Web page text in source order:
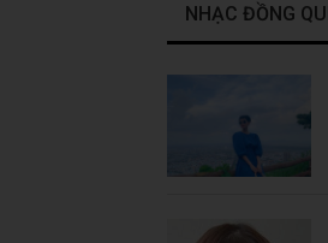
NHẠC ĐỒNG